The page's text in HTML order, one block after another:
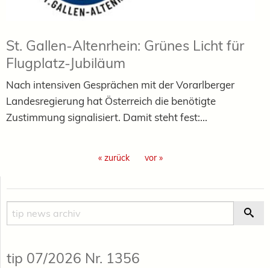
St. Gallen-Altenrhein: Grünes Licht für
Flugplatz-Jubiläum
Nach intensiven Gesprächen mit der Vorarlberger
Landesregierung hat Österreich die benötigte
Zustimmung signalisiert. Damit steht fest:...
« zurück vor »
Suche
tip 07/2026 Nr. 1356